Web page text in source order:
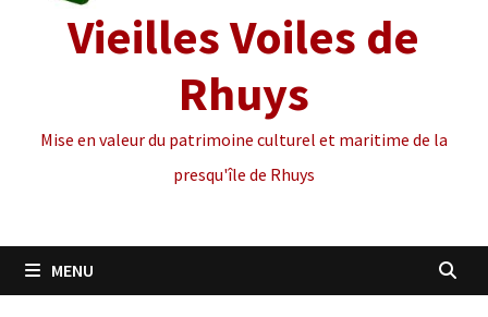
Vieilles Voiles de
Rhuys
Mise en valeur du patrimoine culturel et maritime de la
presqu'île de Rhuys
MENU